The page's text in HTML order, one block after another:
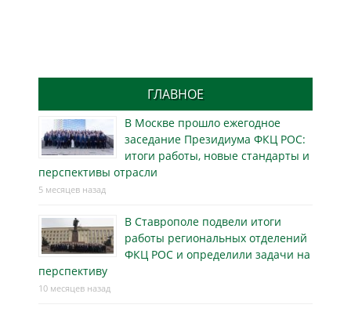
ГЛАВНОЕ
В Москве прошло ежегодное
заседание Президиума ФКЦ РОС:
итоги работы, новые стандарты и
перспективы отрасли
5 месяцев назад
В Ставрополе подвели итоги
работы региональных отделений
ФКЦ РОС и определили задачи на
перспективу
10 месяцев назад